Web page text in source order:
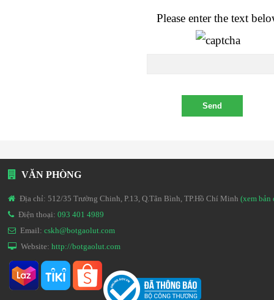
Please enter the text
VĂN PHÒNG
Địa chỉ: 512/35 Trường Chinh, P.13, Q.Tân Bình, TP.Hồ Chí Minh (xem bản
Điện thoại: 093 401 4989
Email: cskh@botgaolut.com
Website: http://botgaolut.com